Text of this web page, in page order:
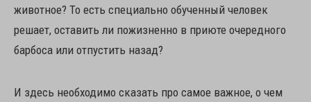
животное? То есть специально обученный человек
решает, оставить ли пожизненно в приюте очередного
барбоса или отпустить назад?
И здесь необходимо сказать про самое важное, о чем